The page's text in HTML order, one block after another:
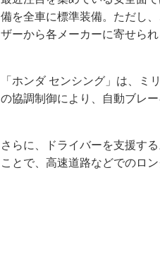
備を全車に標準装備。ただし
ザーから各メーカーに寄せら
「ホンダ センシング」は、ミ
の協調制御により、自動ブレ
さらに、ドライバーを支援す
ことで、高速道路などでのロ